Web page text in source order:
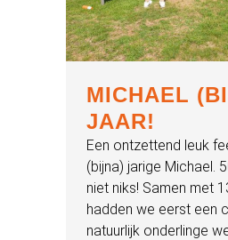
MICHAEL
JAAR!
Een ontzettend leuk
(bijna) jarige Michael.
niet niks! Samen met
hadden we eerst een
natuurlijk onderlinge